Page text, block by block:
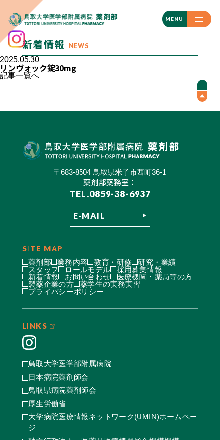
MENU
CLOSE
新着情報 NEWS
2025.05.30
リンヴォック錠30mg
記事一覧へ
〒683-8504 鳥取県米子市西町36-1
薬剤部薬務室：
TEL.0859-38-6937
E-MAIL
SITE MAP
薬剤部 業務内容 教育・研修
研究・業績
スタッフ
ロールモデル
採用募集情報
新着情報
お問い合わせ
医療機関・薬局等の方
製薬企業の方
薬学生の実務実習
プライバシーポリシー
LINKS
鳥取大学医学部附属病院
日本病院薬剤師会
鳥取県病院薬剤師会
厚生労働省
大学病院医療情報ネットワーク(UMIN)ホームペー
ジ